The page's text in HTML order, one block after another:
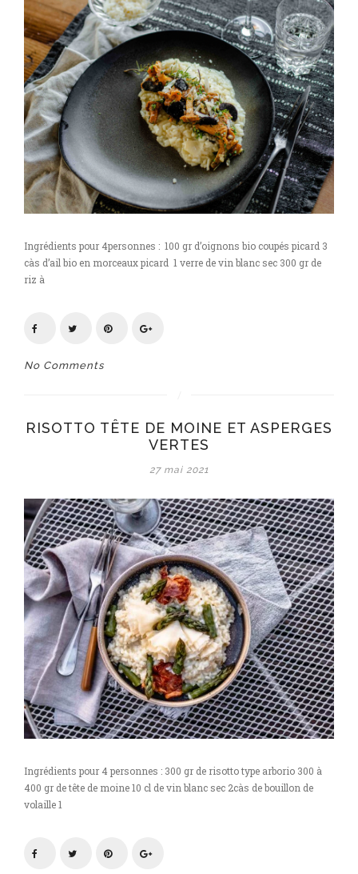
Ingrédients pour 4personnes : 100 gr d’oignons bio coupés picard 3
càs d’ail bio en morceaux picard 1 verre de vin blanc sec 300 gr de
riz à
No Comments
RISOTTO TÊTE DE MOINE ET ASPERGES
VERTES
27 mai 2021
Ingrédients pour 4 personnes : 300 gr de risotto type arborio 300 à
400 gr de tête de moine 10 cl de vin blanc sec 2càs de bouillon de
volaille 1